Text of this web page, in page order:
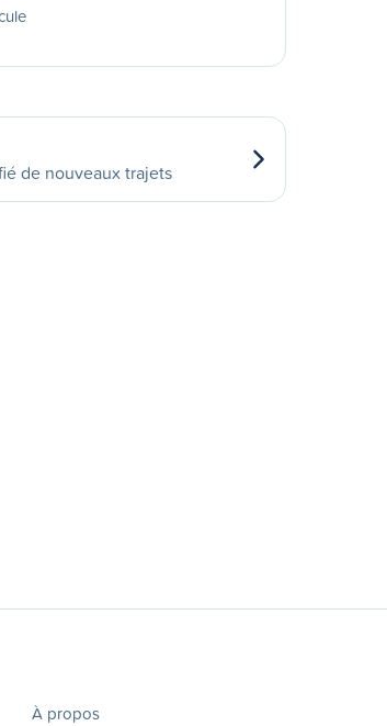
de nouveaux trajets
À propos